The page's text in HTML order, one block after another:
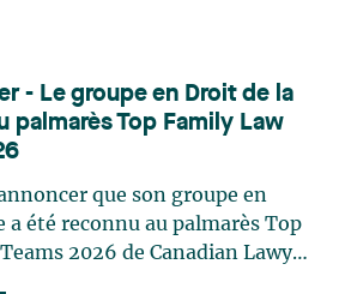
la validation juridique de leurs
approche à la fois stratégique
aussi en matière de
et d’évaluation foncière, en
régulièrement à des
activités de formation. Jean-
œuvre en droit des affaires,
- Le groupe en Droit de la
palmarès Top Family Law
que son groupe en
a été reconnu au palmarès Top
2026 de Canadian Lawyer.